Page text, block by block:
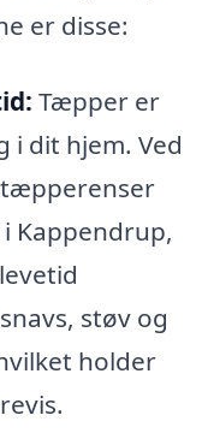
er disse:
Tæpper er
i dit hjem. Ved
Kappendrup,
støv og
holder